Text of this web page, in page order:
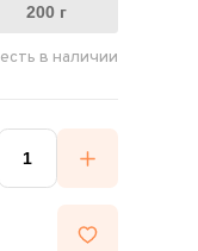
200 г
есть в наличии